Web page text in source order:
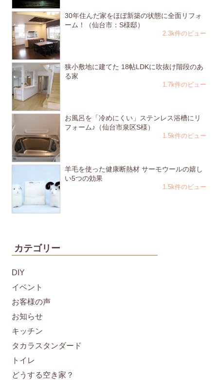
30年住んだ家をほぼ新築の状態に全面リフォ
ーム！（仙台市：S様邸）
2.3k件のビュー
狭小敷地に建てた 18帖LDKに吹抜け階段のあ
る家
1.7k件のビュー
お風呂を「冷めにくい」ステンレス浴槽にリ
フォーム♪（仙台市泉区S様）
1.5k件のビュー
羊毛を使った健康断熱材 サーモウールの嬉し
い5つの効果
1.5k件のビュー
カテゴリー
DIY
イベント
お客様の声
お知らせ
キッチン
タカラスタンダード
トイレ
どうする空き家？